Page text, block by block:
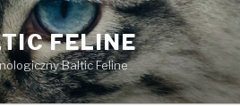
FELINE
Baltic Feline